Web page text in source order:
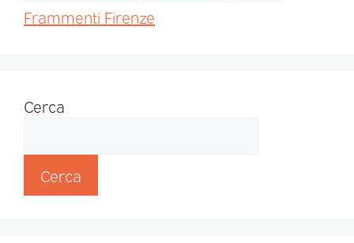
Frammenti Firenze
Cerca
Cerca